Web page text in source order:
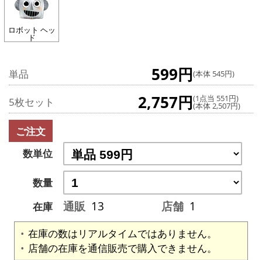
ロボット ヘッ
ド
単品 599円(本体 545円)
5枚セット 2,757円(1点当 551円)
(本体 2,507円)
ご注文
数単位
数量
在庫
通販 13 店舗 1
在庫の数はリアルタイムではありません。
店舗の在庫を通信販売で購入できません。